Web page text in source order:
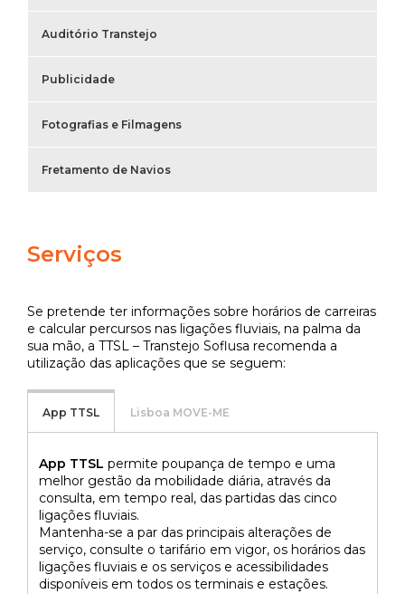
Auditório Transtejo
Publicidade
Fotografias e Filmagens
Fretamento de Navios
Serviços
Se pretende ter informações sobre horários de carreiras
e calcular percursos nas ligações fluviais, na palma da
sua mão, a TTSL – Transtejo Soflusa recomenda a
utilização das aplicações que se seguem:
App TTSL Lisboa MOVE-ME
App TTSL permite poupança de tempo e uma
melhor gestão da mobilidade diária, através da
consulta, em tempo real, das partidas das cinco
ligações fluviais.
Mantenha-se a par das principais alterações de
serviço, consulte o tarifário em vigor, os horários das
ligações fluviais e os serviços e acessibilidades
disponíveis em todos os terminais e estações.